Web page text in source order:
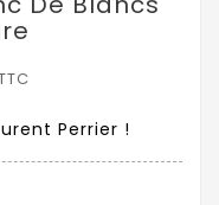
Perrier !